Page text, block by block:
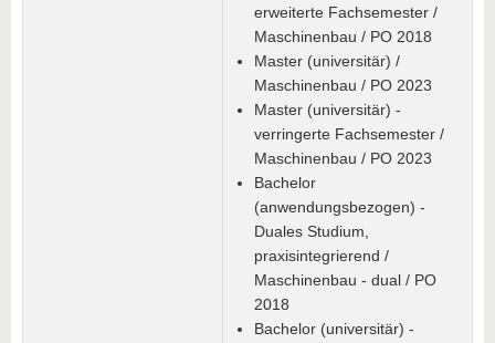
erweiterte Fachsemester /
Maschinenbau / PO 2018
Master (universitär) /
Maschinenbau / PO 2023
Master (universitär) -
verringerte Fachsemester /
Maschinenbau / PO 2023
Bachelor
(anwendungsbezogen) -
Duales Studium,
praxisintegrierend /
Maschinenbau - dual / PO
2018
Bachelor (universitär) -